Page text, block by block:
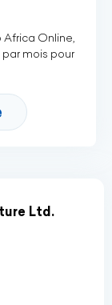
Online,
mois pour
Ltd.